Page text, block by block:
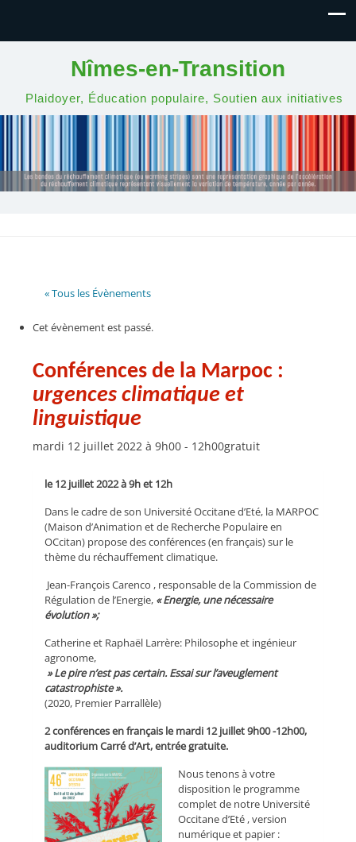
Nîmes-en-Transition
Plaidoyer, Éducation populaire, Soutien aux initiatives
« Tous les Évènements
Cet évènement est passé.
Conférences de la Marpoc :
urgences climatique et
linguistique
mardi 12 juillet 2022 à 9h00 - 12h00gratuit
le 12 juillet 2022 à 9h et 12h
Dans le cadre de son Université Occitane d’Eté, la MARPOC
(Maison d’Animation et de Recherche Populaire en
OCcitan) propose des conférences (en français) sur le
thème du réchauffement climatique.
Jean-François Carenco , responsable de la Commission de
Régulation de l’Energie, « Energie, une nécessaire
évolution »;
Catherine et Raphaël Larrère: Philosophe et ingénieur
agronome,
» Le pire n’est pas certain. Essai sur l’aveuglement
catastrophiste ».
(2020, Premier Parrallèle)
2 conférences en français le mardi 12 juillet 9h00 -12h00,
auditorium Carré d’Art, entrée gratuite.
Nous tenons à votre
disposition le programme
complet de notre Université
Occitane d’Eté , version
numérique et papier :